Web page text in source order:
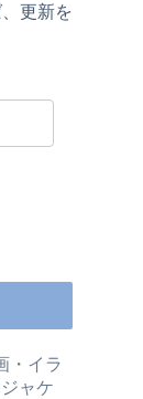
更新を
・イラ
ャケ